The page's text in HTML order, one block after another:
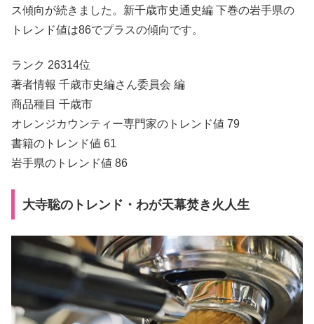
ス傾向が続きました。新千歳市史通史編 下巻の岩手県の
トレンド値は86でプラスの傾向です。
ランク 26314位
著者情報 千歳市史編さん委員会 編
商品種目 千歳市
オレンジカウンティー専門家のトレンド値 79
書籍のトレンド値 61
岩手県のトレンド値 86
大寺聡のトレンド・わが天幕焚き火人生